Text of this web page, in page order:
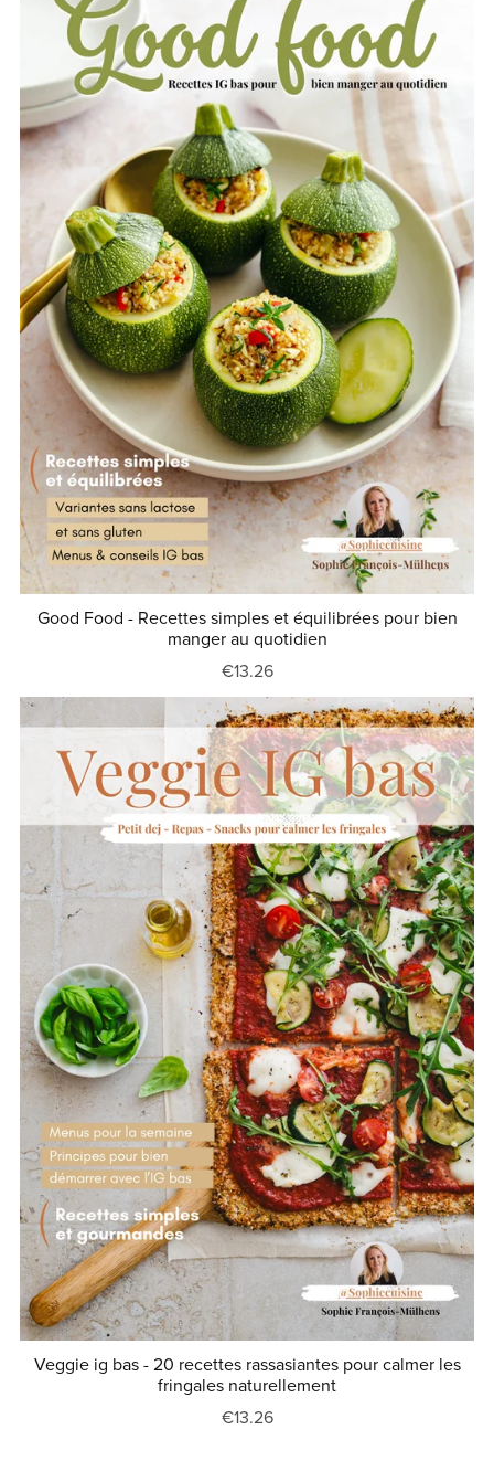
Good Food - Recettes simples et équilibrées pour bien
manger au quotidien
€13.26
Veggie ig bas - 20 recettes rassasiantes pour calmer les
fringales naturellement
€13.26